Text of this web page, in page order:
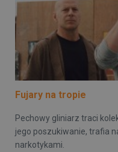
Fujary na tropie
Pechowy gliniarz traci
jego poszukiwanie, trafia
narkotykami.